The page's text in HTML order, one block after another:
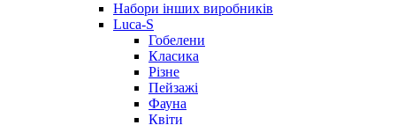
Набори інших виробників
Luca-S
Гобелени
Класика
Різне
Пейзажі
Фауна
Квіти